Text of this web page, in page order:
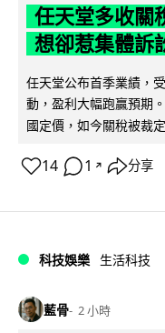
任天堂多收
想卻惹集體訴
任天堂公布首季業績，
動，盈利大幅跑贏預期
國定價，如今關稅被裁
14 1 ↗ 分享
科技娛樂 生活科技
藍骨 2 小時